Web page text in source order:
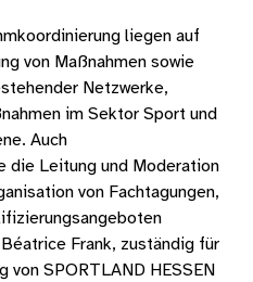
liegen auf
von Maßnahmen sowie
Netzwerke,
im Sektor Sport und
Auch
Leitung und Moderation
von Fachtagungen,
Frank, zuständig für
von SPORTLAND HESSEN